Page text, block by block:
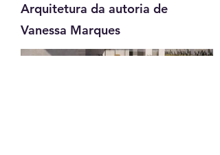
Arquitetura da autoria de
Vanessa Marques